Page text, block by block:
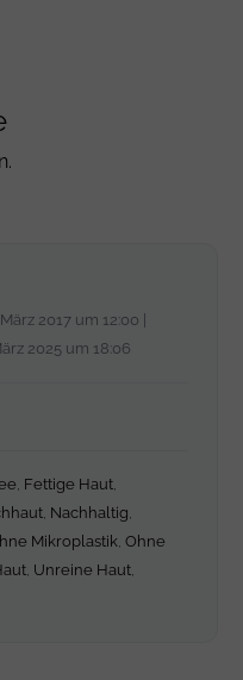
2017 um 12:00 |
2025 um 18:06
Fettige Haut
Nachhaltig
Mikroplastik ,Ohne
Unreine Haut